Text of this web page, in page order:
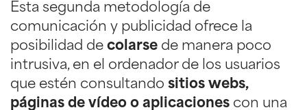
Esta segunda metodología de
comunicación y publicidad ofrece la
posibilidad de colarse de manera poco
intrusiva, en el ordenador de los usuarios
que estén consultando sitios webs,
páginas de vídeo o aplicaciones con una